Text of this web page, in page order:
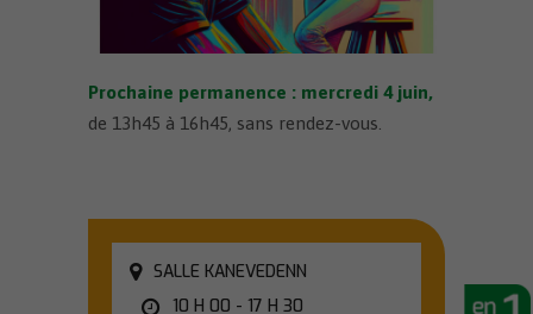
Prochaine permanence : mercredi 4 juin,
de 13h45 à 16h45, sans rendez-vous.
SALLE KANEVEDENN
10 H 00 - 17 H 30